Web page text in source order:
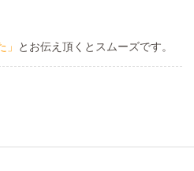
」 とお伝え頂くとスムーズです。